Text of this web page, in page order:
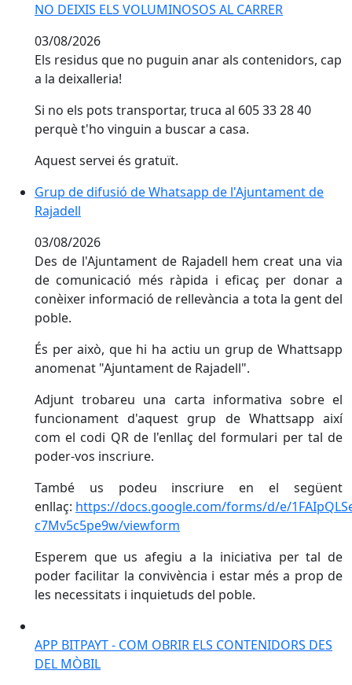
NO DEIXIS ELS VOLUMINOSOS AL CARRER
03/08/2026
Els residus que no puguin anar als contenidors, cap
a la deixalleria!
Si no els pots transportar, truca al 605 33 28 40
perquè t'ho vinguin a buscar a casa.
Aquest servei és gratuït.
Grup de difusió de Whatsapp de l'Ajuntament de
Rajadell
03/08/2026
Des de l'Ajuntament de Rajadell hem creat una via
de comunicació més ràpida i eficaç per donar a
conèixer informació de rellevància a tota la gent del
poble.
És per això, que hi ha actiu un grup de Whattsapp
anomenat "Ajuntament de Rajadell".
Adjunt trobareu una carta informativa sobre el
funcionament d'aquest grup de Whattsapp així
com el codi QR de l'enllaç del formulari per tal de
poder-vos inscriure.
També us podeu inscriure en el següent
enllaç: https://docs.google.com/forms/d/e/
c7Mv5c5pe9w/viewform
Esperem que us afegiu a la iniciativa per tal de
poder facilitar la convivència i estar més a prop de
les necessitats i inquietuds del poble.
APP BITPAYT - COM OBRIR ELS CONTENIDORS DES
DEL MÒBIL